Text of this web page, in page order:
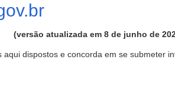
(versão atualizada em 8 de junho de
dispostos e concorda em se submeter